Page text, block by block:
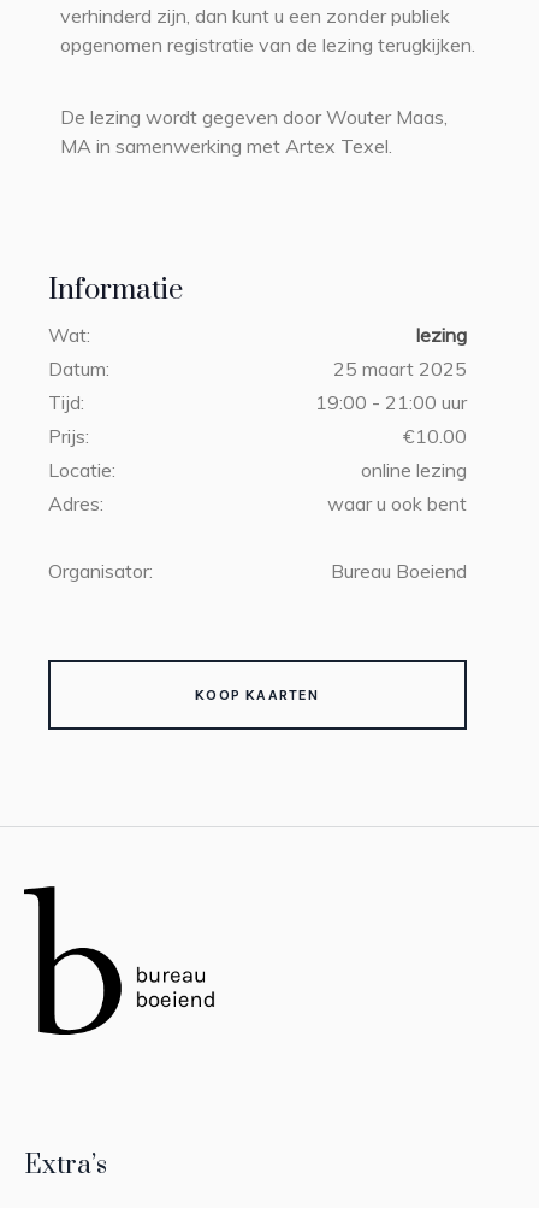
Informatie
Wat:
lezing
Datum:
25 maart 2025
Tijd:
19:00 - 21:00 uur
Prijs:
€10.00
Locatie:
online lezing
Adres:
waar u ook bent
Organisator: Bureau Boeiend
KOOP KAARTEN
verhinderd zijn, dan kunt u een zonder publiek
opgenomen registratie van de lezing terugkijken.
De lezing wordt gegeven door Wouter Maas,
MA in samenwerking met Artex Texel.
Extra’s